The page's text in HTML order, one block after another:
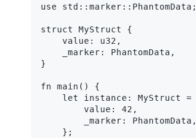
use std::marker::PhantomData;
struct MyStruct {
    value: u32,
    _marker: PhantomData,
}
fn main() {
let instance: MyStruct =
        value: 42,
        _marker: PhantomData,
    };